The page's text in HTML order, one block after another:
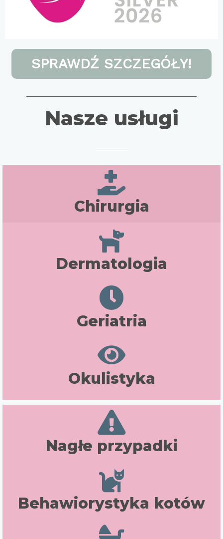
SPRAWDŹ SZCZEGÓŁY!
Nasze usługi
Chirurgia
Dermatologia
Geriatria
Okulistyka
Nagłe przypadki
Behawiorystyka kotów